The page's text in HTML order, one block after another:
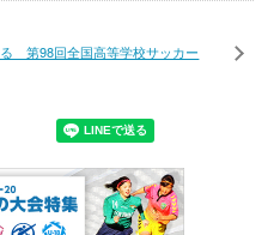
第98回全国高等学校サッカー